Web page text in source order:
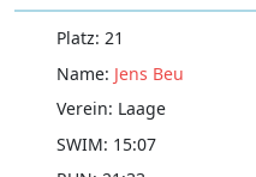
21
Jens Beu
Laage
15:07